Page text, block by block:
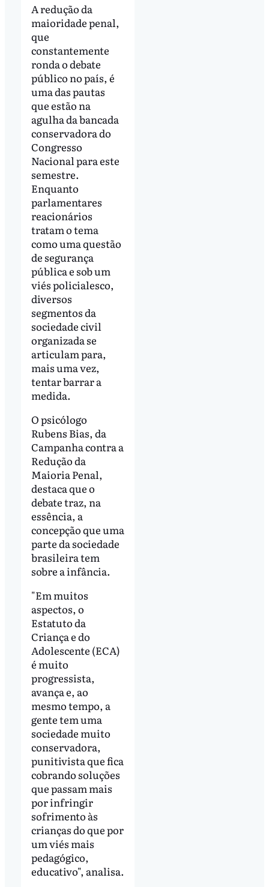
A redução da
maioridade penal,
que
constantemente
ronda o debate
público no país, é
uma das pautas
que estão na
agulha da bancada
conservadora do
Congresso
Nacional para este
semestre.
Enquanto
parlamentares
reacionários
tratam o tema
como uma questão
de segurança
pública e sob um
viés policialesco,
diversos
segmentos da
sociedade civil
organizada se
articulam para,
mais uma vez,
tentar barrar a
medida.
O psicólogo
Rubens Bias, da
Campanha contra a
Redução da
Maioria Penal,
destaca que o
debate traz, na
essência, a
concepção que uma
parte da sociedade
brasileira tem
sobre a infância.
"Em muitos
aspectos, o
Estatuto da
Criança e do
Adolescente (ECA)
é muito
progressista,
avança e, ao
mesmo tempo, a
gente tem uma
sociedade muito
conservadora,
punitivista que fica
cobrando soluções
que passam mais
por infringir
sofrimento às
crianças do que por
um viés mais
pedagógico,
educativo", analisa.